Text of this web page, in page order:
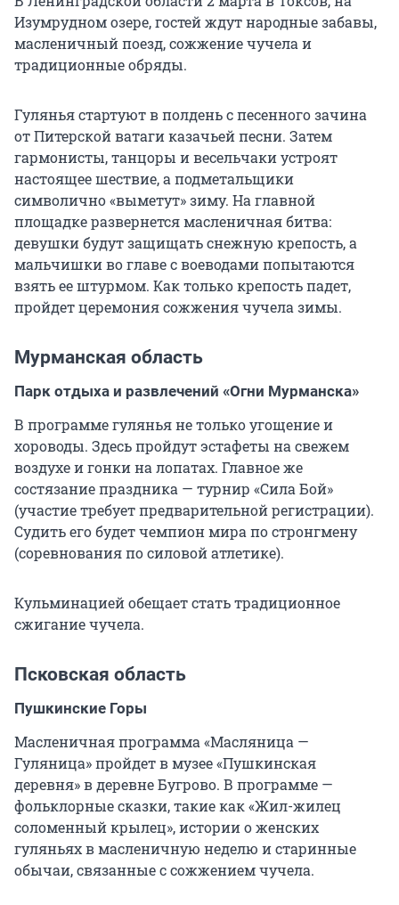
Изумрудном озере, гостей ждут народные забавы,
масленичный поезд, сожжение чучела и
традиционные обряды.
Гулянья стартуют в полдень с песенного зачина
от Питерской ватаги казачьей песни. Затем
гармонисты, танцоры и весельчаки устроят
настоящее шествие, а подметальщики
символично «выметут» зиму. На главной
площадке развернется масленичная битва:
девушки будут защищать снежную крепость, а
мальчишки во главе с воеводами попытаются
взять ее штурмом. Как только крепость падет,
пройдет церемония сожжения чучела зимы.
Мурманская область
Парк отдыха и развлечений «Огни Мурманска»
В программе гулянья не только угощение и
хороводы. Здесь пройдут эстафеты на свежем
воздухе и гонки на лопатах. Главное же
состязание праздника — турнир «Сила Бой»
(участие требует предварительной регистрации).
Судить его будет чемпион мира по стронгмену
(соревнования по силовой атлетике).
Кульминацией обещает стать традиционное
сжигание чучела.
Псковская область
Пушкинские Горы
Масленичная программа «Масляница —
Гуляница» пройдет в музее «Пушкинская
деревня» в деревне Бугрово. В программе —
фольклорные сказки, такие как «Жил-жилец
соломенный крылец», истории о женских
гуляньях в масленичную неделю и старинные
обычаи, связанные с сожжением чучела.